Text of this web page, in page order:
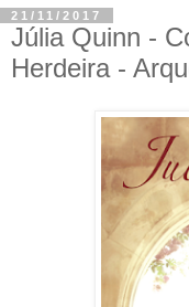
21/11/2017
Júlia Quinn -
Herdeira -